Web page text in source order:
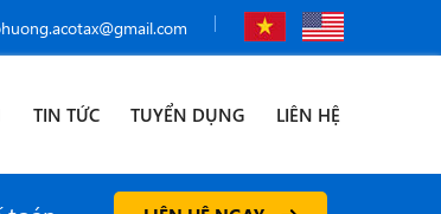
TIN TỨC TUYỂN DỤNG LIÊN HỆ